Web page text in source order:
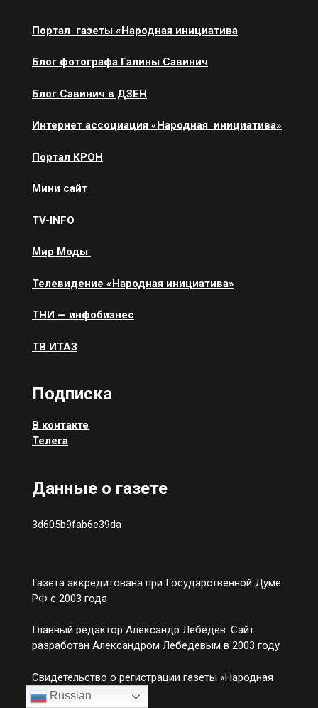
Портал газеты «Народная инициатива
Блог фотографа Галины Савинич
Блог Савинич в ДЗЕН
Интернет ассоциация «Народная инициатива»
Портал КРОН
Мини сайт
ТV-INFO
Мир Моды
Телевидение «Народная инициатива»
ТНИ — инфобизнес
ТВ ИТАЗ
Подписка
В контакте
Телега
Данные о газете
3d605b9fab6e39da
Газета аккредитована при Государственной Думе
РФ с 2003 года
Главный редактор Александр Лебедев. Сайт
разработан Александром Лебедевым в 2003 году
Свидетельство о регистрации газеты «Народная
инициатива»
Russian